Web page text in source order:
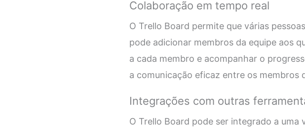
Colaboração em tempo real
O Trello Board permite que várias
pode adicionar membros da equipe aos
a cada membro e acompanhar o
a comunicação eficaz entre os membros
Integrações com outras
O Trello Board pode ser integrado a